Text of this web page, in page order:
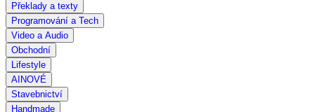
Překlady a texty
Programování a Tech
Video a Audio
Obchodní
Lifestyle
AI NOVÉ
Stavebnictví
Handmade